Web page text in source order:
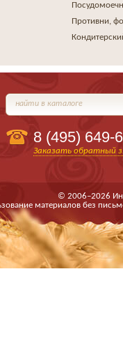
Противни,
найти в каталоге
8 (495) 649-
Заказать обратный
© 2006–2026
материалов без